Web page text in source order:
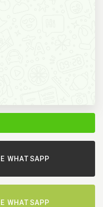
WHATSAPP
WHATSAPP